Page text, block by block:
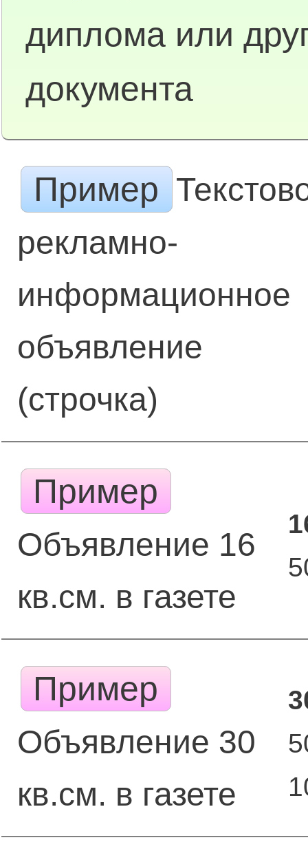
диплома или
документа
Пример
рекламно-
информационное
объявление
(строчка)
Пример
Объявление 16
кв.см. в газете
Пример
Объявление 30
кв.см. в газете